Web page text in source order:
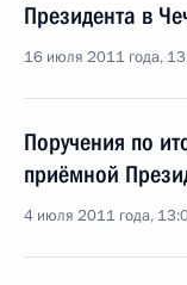
Президента в
16 июля 2011 года,
Поручения по
приёмной
4 июля 2011 года,